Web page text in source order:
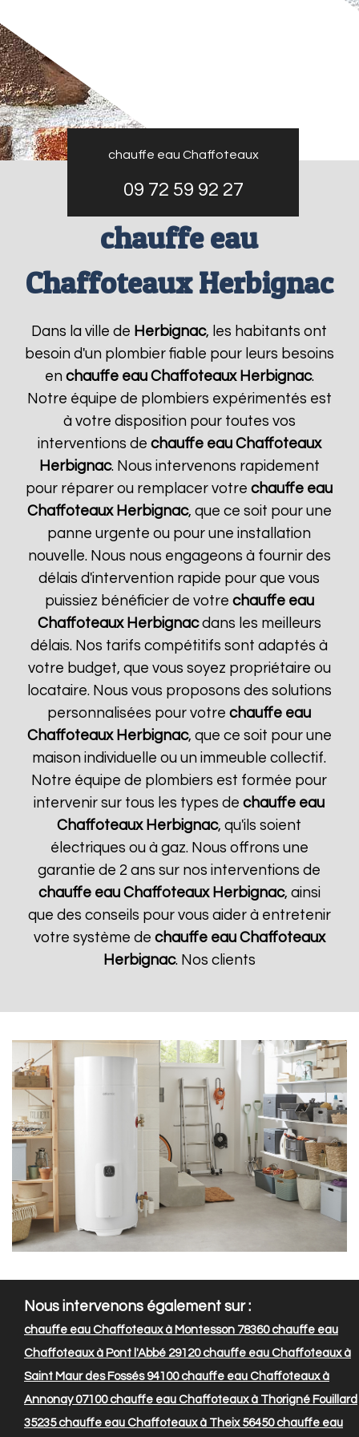
chauffe eau Chaffoteaux
09 72 59 92 27
chauffe eau
Chaffoteaux Herbignac
Dans la ville de Herbignac, les habitants ont
besoin d'un plombier fiable pour leurs besoins
en chauffe eau Chaffoteaux Herbignac.
Notre équipe de plombiers expérimentés est
à votre disposition pour toutes vos
interventions de chauffe eau Chaffoteaux
Herbignac. Nous intervenons rapidement
pour réparer ou remplacer votrechauffe eau
Chaffoteaux Herbignac, que ce soit pour une
panne urgente ou pour une installation
nouvelle. Nous nous engageons à fournir des
délais d'intervention rapide pour que vous
puissiez bénéficier de votre chauffe eau
Chaffoteaux Herbignacdans les meilleurs
délais. Nos tarifs compétitifs sont adaptés à
votre budget, que vous soyez propriétaire ou
locataire. Nous vous proposons des solutions
personnalisées pour votrechauffe eau
Chaffoteaux Herbignac, que ce soit pour une
maison individuelle ou un immeuble collectif.
Notre équipe de plombiers est formée pour
intervenir sur tous les types dechauffe eau
Chaffoteaux Herbignac, qu'ils soient
électriques ou à gaz. Nous offrons une
garantie de 2 ans sur nos interventions de
chauffe eau Chaffoteaux Herbignac, ainsi
que des conseils pour vous aider à entretenir
votre système de chauffe eau Chaffoteaux
Herbignac. Nos clients
Nous intervenons également sur :
chauffe eau Chaffoteaux à Montesson 78360chauffe eau
Chaffoteaux à Pont l'Abbé 29120chauffe eau Chaffoteaux à
Saint Maur des Fossés 94100chauffe eau Chaffoteaux à
Annonay 07100chauffe eau Chaffoteaux à Thorigné Fouillard
35235chauffe eau Chaffoteaux à Theix 56450chauffe eau